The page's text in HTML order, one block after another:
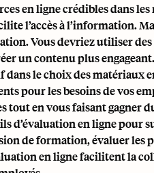
en ligne crédibles dans
l’accès à l’information.
Vous devriez utiliser des
un contenu plus engageant.
dans le choix des matériaux
pour les besoins de vos
tout en vous faisant gagner
d’évaluation en ligne pour
de formation, évaluer les
en ligne facilitent la